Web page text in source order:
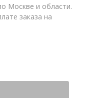
Москве и области.
заказа на